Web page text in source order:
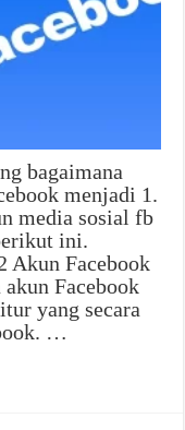
bagaimana
menjadi 1.
media sosial fb
ini.
Akun Facebook
Facebook
yang secara
…